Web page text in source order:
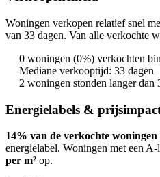
Woningen verkopen relatief snel
van 33 dagen. Van alle verkochte
0 woningen (0%) verkochten
Mediane verkooptijd: 33 dagen
2 woningen stonden langer dan
Energielabels &
14% van de verkochte woningen
energielabel. Woningen met een
per m² op.